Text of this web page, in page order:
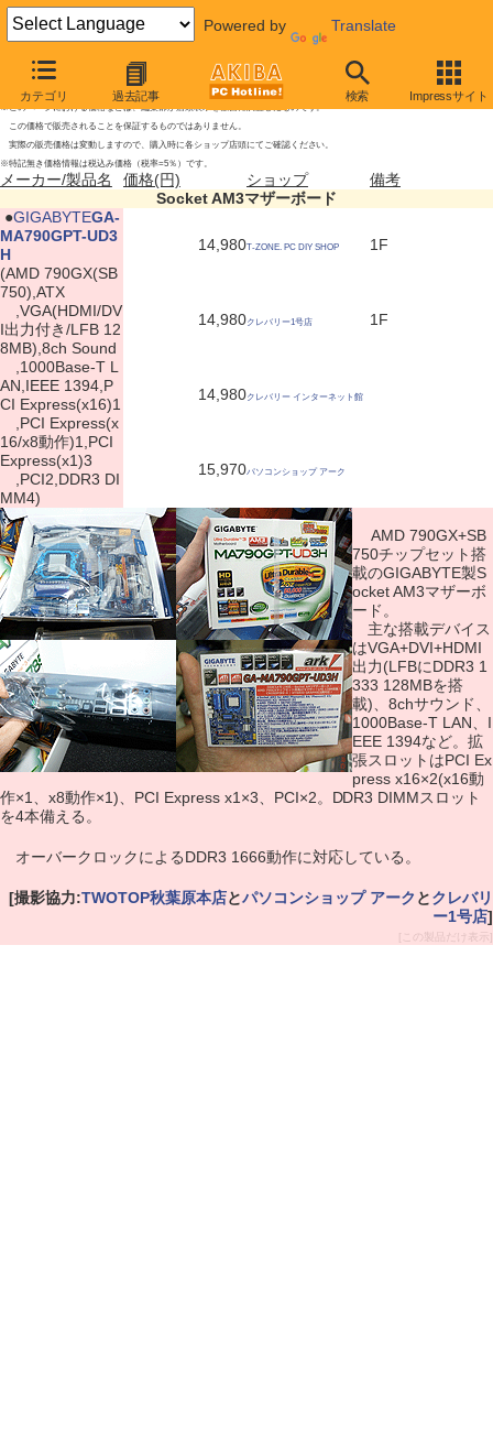
Powered by Translate
カテゴリ 過去記事 検索 Impressサイト
Socket AM3マザーボードの新製品 2009年8月1日号
※このページにおける価格などは、編集部が店頭表示を独自に調査したものです。
この価格で販売されることを保証するものではありません。
実際の販売価格は変動しますので、購入時に各ショップ店頭にてご確認ください。
※特記無き価格情報は税込み価格（税率=5％）です。
メーカー/製品名 価格(円) ショップ
備考
Socket AM3マザーボード
●GIGABYTEGA-
MA790GPT-UD3
H
(AMD 790GX(SB
750),ATX
,VGA(HDMI/DV
I出力付き/LFB 12
8MB),8ch Sound
,1000Base-T L
AN,IEEE 1394,P
CI Express(x16)1
,PCI Express(x
16/x8動作)1,PCI
Express(x1)3
,PCI2,DDR3 DI
MM4)
14,980T-ZONE. PC DIY SHOP 1F
14,980クレバリー1号店 1F
14,980クレバリー インターネット館
15,970パソコンショップ アーク
AMD 790GX+SB
750チップセット搭
載のGIGABYTE製S
ocket AM3マザーボ
ード。
主な搭載デバイス
はVGA+DVI+HDMI
出力(LFBにDDR3 1
333 128MBを搭
載)、8chサウンド、
1000Base-T LAN、I
EEE 1394など。拡
張スロットはPCI Ex
press x16×2(x16動
作×1、x8動作×1)、PCI Express x1×3、PCI×2。DDR3 DIMMスロット
を4本備える。
オーバークロックによるDDR3 1666動作に対応している。
[撮影協力:TWOTOP秋葉原本店とパソコンショップ アーク とクレバリ
ー1号店]
[この製品だけ表示]